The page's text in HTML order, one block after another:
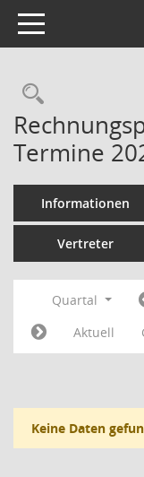
Toggle navigation
Termine
Informationen
Vertreter
Quartal
Aktuell
Keine Daten